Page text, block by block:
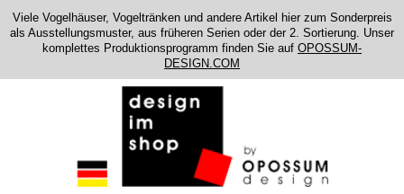
Viele Vogelhäuser, Vogeltränken und andere Artikel hier zum Sonderpreis
als Ausstellungsmuster, aus früheren Serien oder der 2. Sortierung. Unser
komplettes Produktionsprogramm finden Sie auf OPOSSUM-
DESIGN.COM